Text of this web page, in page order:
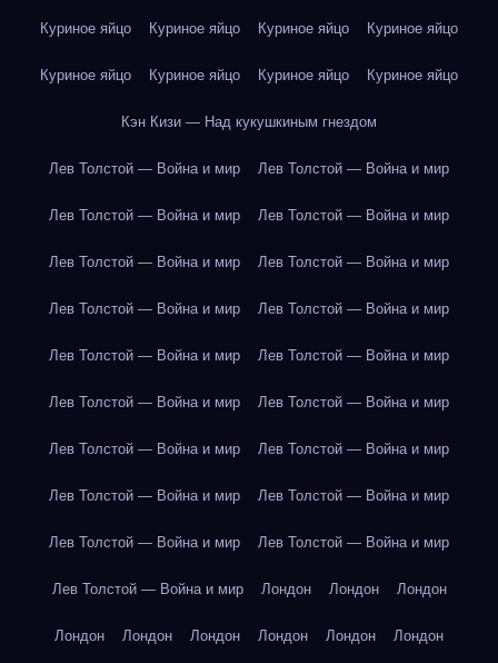
Куриное яйцо Куриное яйцо Куриное яйцо Куриное яйцо
Куриное яйцо Куриное яйцо Куриное яйцо Куриное яйцо
Кэн Кизи — Над кукушкиным гнездом
Лев Толстой — Война и мир Лев Толстой — Война и мир
Лев Толстой — Война и мир Лев Толстой — Война и мир
Лев Толстой — Война и мир Лев Толстой — Война и мир
Лев Толстой — Война и мир Лев Толстой — Война и мир
Лев Толстой — Война и мир Лев Толстой — Война и мир
Лев Толстой — Война и мир Лев Толстой — Война и мир
Лев Толстой — Война и мир Лев Толстой — Война и мир
Лев Толстой — Война и мир Лев Толстой — Война и мир
Лев Толстой — Война и мир Лев Толстой — Война и мир
Лев Толстой — Война и мир Лондон Лондон Лондон
Лондон Лондон Лондон Лондон Лондон Лондон